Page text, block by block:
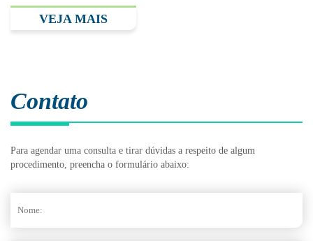
VEJA MAIS
Contato
Para agendar uma consulta e tirar dúvidas a respeito de algum
procedimento, preencha o formulário abaixo: